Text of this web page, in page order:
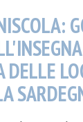
DELLE